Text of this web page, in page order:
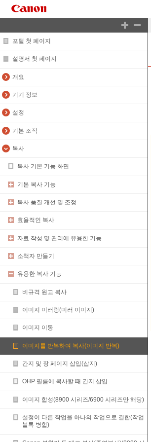
포털 첫 페이지
설명서 첫 페이지
개요
기기 정보
설정
기본 조작
복사
복사 기본 기능 화면
기본 복사 기능
복사 품질 개선 및 조정
효율적인 복사
자료 작성 및 관리에 유용한 기능
소책자 만들기
유용한 복사 기능
비규격 원고 복사
이미지 미러링(미러 이미지)
이미지 이동
이미지를 반복하여 복사(이미지 반복)
간지 및 장 페이지 삽입(삽지)
OHP 필름에 복사할 때 간지 삽입
이미지 합성(8900 시리즈/6900 시리즈만 해당)
설정이 다른 작업을 하나의 작업으로 결합(작업
블록 병합)